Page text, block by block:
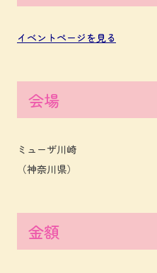
イベントページを見る
会場
ミューザ川崎
（神奈川県）
金額